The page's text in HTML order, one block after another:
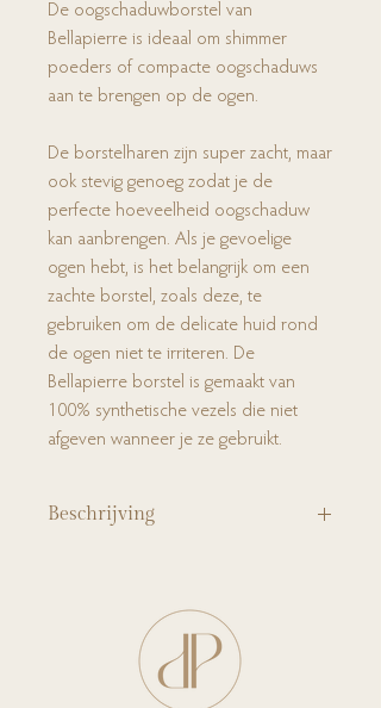
De oogschaduwborstel van
Bellapierre is ideaal om shimmer
poeders of compacte oogschaduws
aan te brengen op de ogen.
De borstelharen zijn super zacht, maar
ook stevig genoeg zodat je de
perfecte hoeveelheid oogschaduw
kan aanbrengen. Als je gevoelige
ogen hebt, is het belangrijk om een
zachte borstel, zoals deze, te
gebruiken om de delicate huid rond
de ogen niet te irriteren. De
Bellapierre borstel is gemaakt van
100% synthetische vezels die niet
afgeven wanneer je ze gebruikt.
Beschrijving
aan te brengen op de ogen.